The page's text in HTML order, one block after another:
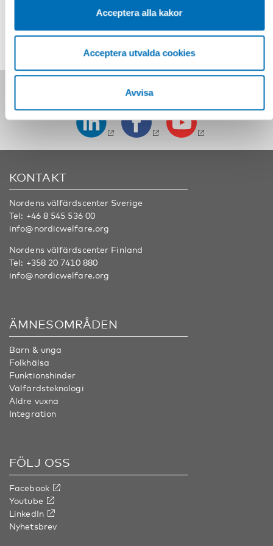
Acceptera alla kakor
Acceptera utvalda cookies
Avvisa
Följ oss på sociala medier:
KONTAKT
Nordens välfärdscenter Sverige
Tel: +46 8 545 536 00
info@nordicwelfare.org
Nordens välfärdscenter Finland
Tel: +358 20 7410 880
info@nordicwelfare.org
ÄMNESOMRÅDEN
Barn & unga
Folkhälsa
Funktionshinder
Välfärdsteknologi
Äldre vuxna
Integration
FÖLJ OSS
Facebook
Youtube
LinkedIn
Nyhetsbrev